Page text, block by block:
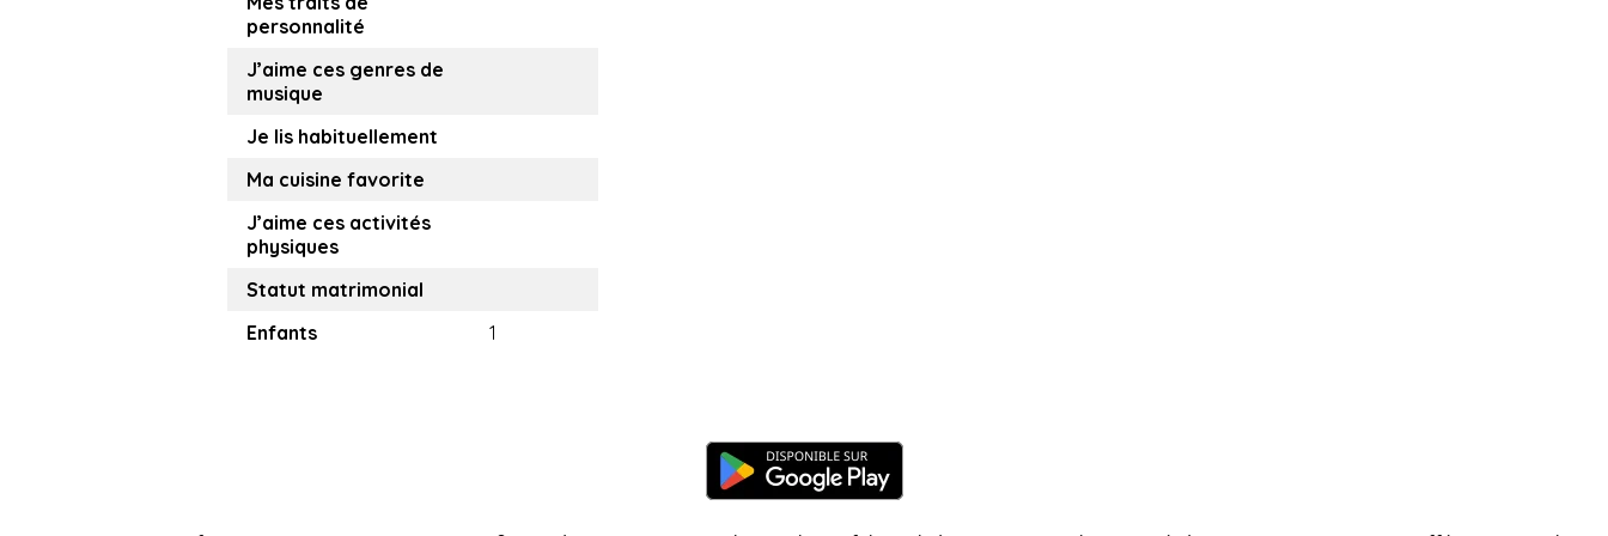
personnalité
J’aime ces genres de
musique
Je lis habituellement
Ma cuisine favorite
J’aime ces activités
physiques
Statut matrimonial
Enfants
1